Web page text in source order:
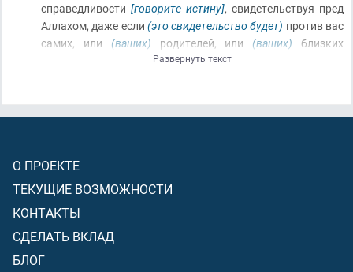
справедливости [говорите истину], свидетельствуя пред
Аллахом, даже если (это свидетельство будет) против вас
самих, или (ваших) родителей, или (ваших) близких
родственников. Если является он[тот, против которого
уклонитесь
является о том, что вы делаете, ведающим
за это) !
Развернуть текст
О ПРОЕКТЕ
ТЕКУЩИЕ ВОЗМОЖНОСТИ
КОНТАКТЫ
СДЕЛАТЬ ВКЛАД
БЛОГ